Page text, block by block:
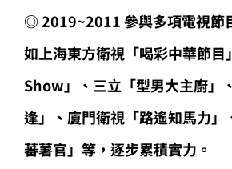
◎ 2019~2011 參與多項電視節
如上海東方衛視「喝彩中華節目
Show」、三立「型男大主廚」
逢」、廈門衛視「路遙知馬力」
蕃薯官」等，逐步累積實力。